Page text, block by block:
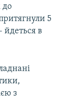
до
5
йдеться в
з